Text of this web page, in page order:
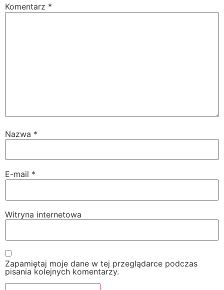
Komentarz *
Nazwa *
E-mail *
Witryna internetowa
Zapamiętaj moje dane w tej przeglądarce podczas
pisania kolejnych komentarzy.